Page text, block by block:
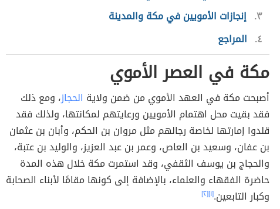
٣ إنجازات الأمويين في مكة والمدينة
٤ المراجع
مكة في العصر الأموي
أصبحت مكة في العهد الأموي من ضمن ولاية الحجاز، ومع ذلك
فقد بقيت محل اهتمام الأمويين ورعايتهم لمكانتها، ولذلك فقد
قلدوا إمارتها لخاصة رجالهم مثل مروان بن الحكم، وأبان بن عثمان
بن عفان، وسعيد بن العاص، وعمر بن عبد العزيز، والوليد بن عتبة،
والحجاج بن يوسف الثقفي، وقد استمرت مكة خلال هذه المدة
حاضرة الفقهاء والعلماء، بالإضافة إلى كونها مقامًا لأبناء الصحابة
وكبار التابعين.[١] [٢]